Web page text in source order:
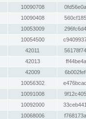
10090708
10090408
10053009
10054500
42011
42013
42009
10056302
10091008
10092000
10068006